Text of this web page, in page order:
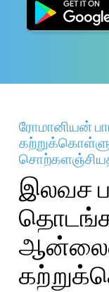
ரோமானியன்
இலவச